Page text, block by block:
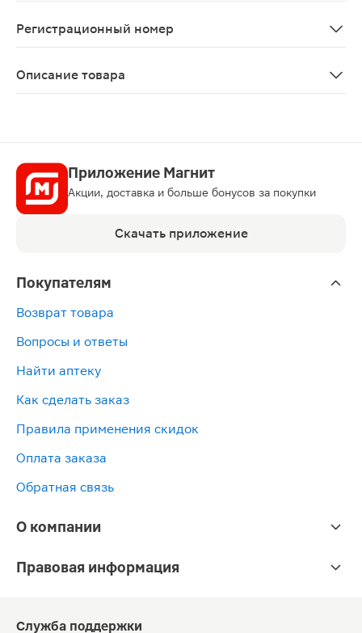
Регистрационный номер
Описание товара
Приложение Магнит
Акции, доставка и больше бонусов за покупки
Скачать приложение
Покупателям
Возврат товара
Вопросы и ответы
Найти аптеку
Как сделать заказ
Правила применения скидок
Оплата заказа
Обратная связь
О компании
Правовая информация
Служба поддержки